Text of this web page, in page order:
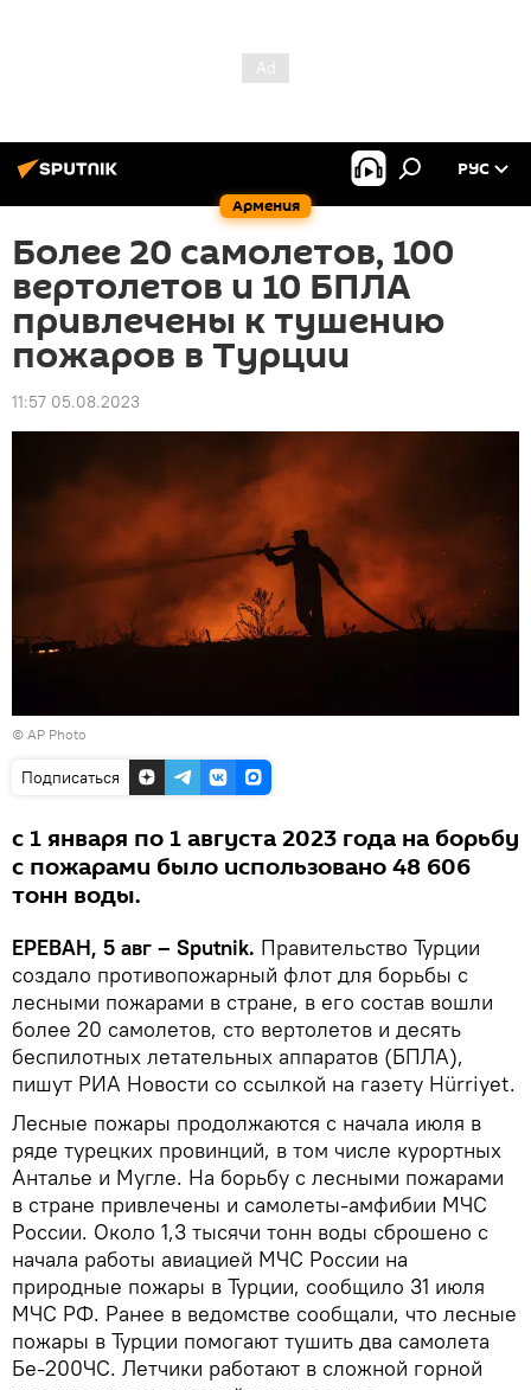
Армения
РУС
Более 20 самолетов, 100
вертолетов и 10 БПЛА
привлечены к тушению
пожаров в Турции
11:57 05.08.2023
© AP Photo
Подписаться
с 1 января по 1 августа 2023 года на борьбу
с пожарами было использовано 48 606
тонн воды.
ЕРЕВАН, 5 авг – Sputnik. Правительство Турции
создало противопожарный флот для борьбы с
лесными пожарами в стране, в его состав вошли
более 20 самолетов, сто вертолетов и десять
беспилотных летательных аппаратов (БПЛА),
пишут РИА Новости со ссылкой на газету Hürriyet.
Лесные пожары продолжаются с начала июля в
ряде турецких провинций, в том числе курортных
Анталье и Мугле. На борьбу с лесными пожарами
в стране привлечены и самолеты-амфибии МЧС
России. Около 1,3 тысячи тонн воды сброшено с
начала работы авиацией МЧС России на
природные пожары в Турции, сообщило 31 июля
МЧС РФ. Ранее в ведомстве сообщали, что лесные
пожары в Турции помогают тушить два самолета
Бе-200ЧС. Летчики работают в сложной горной